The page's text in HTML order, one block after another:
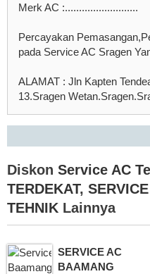
Merk AC :..........................
Percayakan
pada Service AC Sragen
ALAMAT : Jln Kapten
13.Sragen
Diskon Service AC
TERDEKAT,
TEHNIK Lainnya
SERVICE AC
BAAMANG